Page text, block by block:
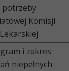
potrzeby
Komisji
Lekarskiej
i zakres
niepełnych